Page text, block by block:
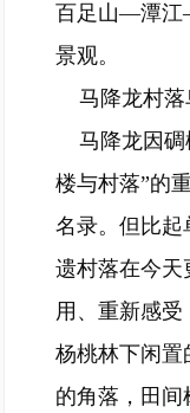
百足山—潭江
景观。
马降龙村落
马降龙因碉
楼与村落”的
名录。但比起
遗村落在今天
用、重新感
杨桃林下闲置
的角落，田